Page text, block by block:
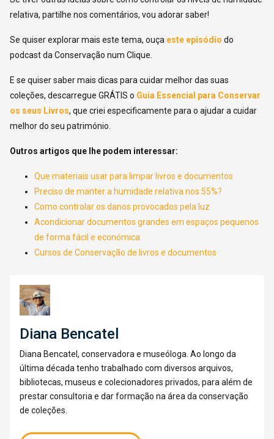
relativa, partilhe nos comentários, vou adorar saber!
Se quiser explorar mais este tema, ouça este episódio do
podcast da Conservação num Clique.
E se quiser saber mais dicas para cuidar melhor das suas
coleções, descarregue GRÁTIS o Guia Essencial para Conservar
os seus Livros, que criei especificamente para o ajudar a cuidar
melhor do seu património.
Outros artigos que lhe podem interessar:
Que materiais usar para limpar livros e documentos
Preciso de manter a humidade relativa nos 55%?
Como controlar os danos provocados pela luz
Acondicionar documentos grandes em espaços pequenos
de forma fácil e económica
Cursos de Conservação de livros e documentos
Diana Bencatel
Diana Bencatel, conservadora e museóloga. Ao longo da
última década tenho trabalhado com diversos arquivos,
bibliotecas, museus e colecionadores privados, para além de
prestar consultoria e dar formação na área da conservação
de coleções.